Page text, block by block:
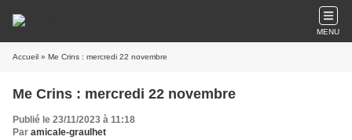
MENU
Accueil » Me Crins : mercredi 22 novembre
Me Crins : mercredi 22 novembre
Publié le 23/11/2023 à 11:18
Par amicale-graulhet